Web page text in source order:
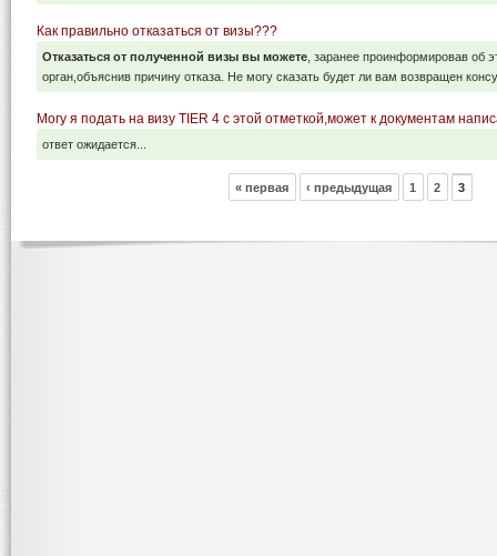
Как правильно отказаться от визы???
Отказаться от полученной визы вы можете , заранее проинформировав об
орган,объяснив причину отказа. Не могу сказать будет ли вам возвращен
Могу я подать на визу TIER 4 с этой отметкой,может к документам
ответ ожидается...
« первая ‹ предыдущая 1 2 3